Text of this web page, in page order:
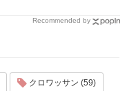
Recommended by
クロワッサン (59)